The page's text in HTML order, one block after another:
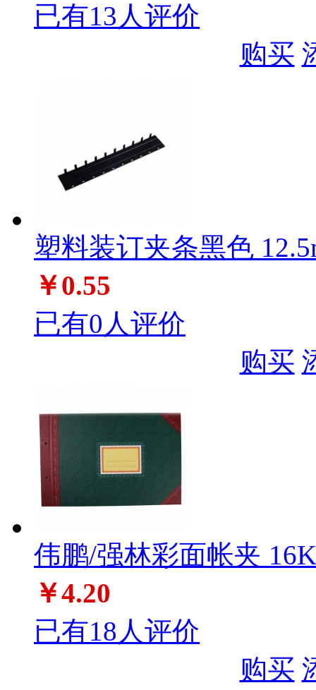
已有13人评价
购买
塑料装订夹条黑色
￥0.55
已有0人评价
购买
伟鹏/强林彩面帐夹
￥4.20
已有18人评价
购买